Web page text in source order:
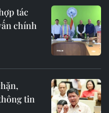
tác
chính
tin